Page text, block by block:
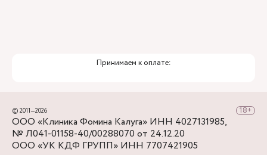
Принимаем к оплате:
© 2011—2026
ООО «Клиника Фомина Калуга» ИНН 4027131985,
№ Л041-01158-40/00288070 от 24.12.20
ООО «УК КДФ ГРУПП» ИНН 7707421905